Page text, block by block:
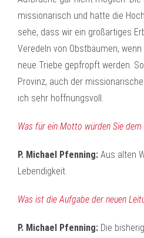
missionarisch und hatte die
sehe, dass wir ein großartiges
Veredeln von Obstbäumen,
neue Triebe gepfropft werden.
Provinz, auch der
ich sehr hoffnungsvoll.
Was für ein Motto würden Sie dem
P. Michael Pfenning: Aus alten
Lebendigkeit.
Was ist die Aufgabe der neuen
P. Michael Pfenning: Die